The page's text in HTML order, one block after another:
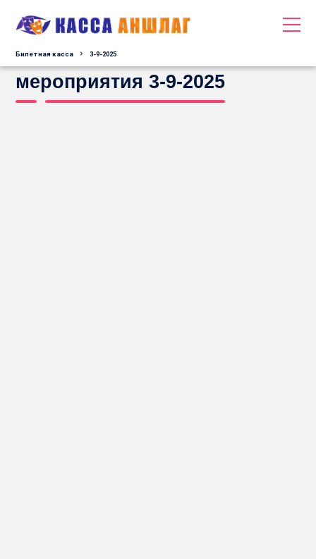
Билетная касса 3-9-2025
мероприятия 3-9-2025